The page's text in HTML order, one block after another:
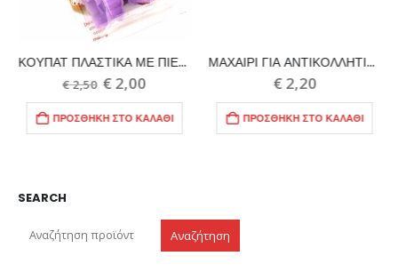
ΚΟΥΠΑΤ ΠΛΑΣΤΙΚΑ ΜΕ ΠΙΕΣΤΗΡΑ
€2,50 €2,00
ΠΡΟΣΘΉΚΗ ΣΤΟ ΚΑΛΆΘΙ
SEARCH
Αναζήτηση